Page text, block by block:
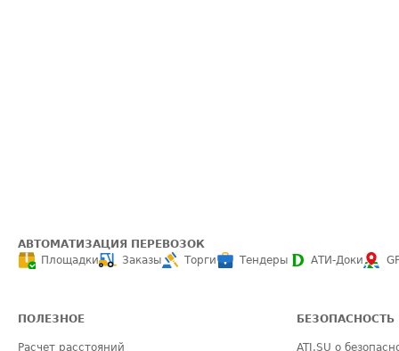
АВТОМАТИЗАЦИЯ ПЕРЕВОЗОК
Площадки
Заказы Торги Тендеры АТИ-Доки
ПОЛЕЗНОЕ
Расчет расстояний
БЕЗОПАСНОСТЬ
ATI.SU о